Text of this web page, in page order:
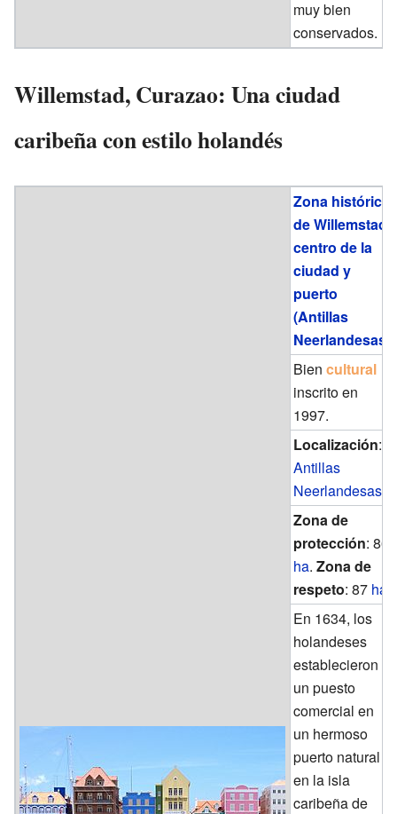
muy bien
conservados.
Willemstad, Curazao: Una ciudad
caribeña con estilo holandés
Zona histórica
de Willemstad,
centro de la
ciudad y
puerto
(Antillas
Neerlandesas)
Biencultural
inscrito en
1997.
Localización:
Antillas
Neerlandesas
Zona de
protección: 86
ha.Zona de
respeto: 87 ha
En 1634, los
holandeses
establecieron
un puesto
comercial en
un hermoso
puerto natural
en la isla
caribeña de